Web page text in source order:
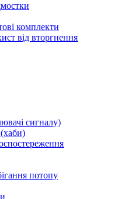
комплекти
від вторгнення
сигналу)
потопу